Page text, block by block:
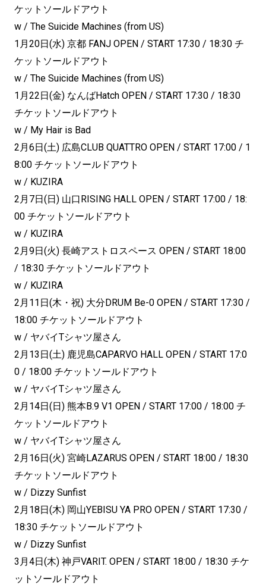
ケットソールドアウト
w / The Suicide Machines (from US)
1月20日(水) 京都 FANJ OPEN / START 17:30 / 18:30 チ
ケットソールドアウト
w / The Suicide Machines (from US)
1月22日(金) なんばHatch OPEN / START 17:30 / 18:30
チケットソールドアウト
w / My Hair is Bad
2月6日(土) 広島CLUB QUATTRO OPEN / START 17:00 / 1
8:00 チケットソールドアウト
w / KUZIRA
2月7日(日) 山口RISING HALL OPEN / START 17:00 / 18:
00 チケットソールドアウト
w / KUZIRA
2月9日(火) 長崎アストロスペース OPEN / START 18:00
/ 18:30 チケットソールドアウト
w / KUZIRA
2月11日(木・祝) 大分DRUM Be-0 OPEN / START 17:30 /
18:00 チケットソールドアウト
w / ヤバイTシャツ屋さん
2月13日(土) 鹿児島CAPARVO HALL OPEN / START 17:0
0 / 18:00 チケットソールドアウト
w / ヤバイTシャツ屋さん
2月14日(日) 熊本B.9 V1 OPEN / START 17:00 / 18:00 チ
ケットソールドアウト
w / ヤバイTシャツ屋さん
2月16日(火) 宮崎LAZARUS OPEN / START 18:00 / 18:30
チケットソールドアウト
w / Dizzy Sunfist
2月18日(木) 岡山YEBISU YA PRO OPEN / START 17:30 /
18:30 チケットソールドアウト
w / Dizzy Sunfist
3月4日(木) 神戸VARIT. OPEN / START 18:00 / 18:30 チケ
ットソールドアウト